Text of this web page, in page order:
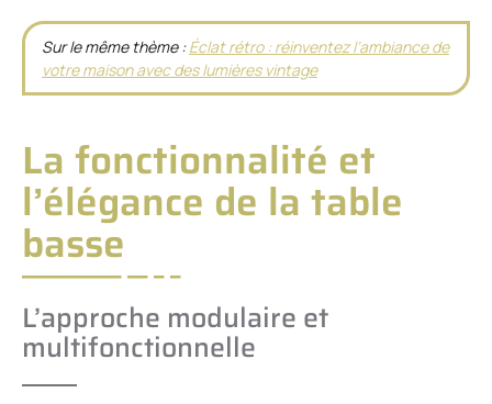
Sur le même thème :Éclat rétro : réinventez l’ambiance de
votre maison avec des lumières vintage
La fonctionnalité et
l’élégance de la table
basse
L’approche modulaire et
multifonctionnelle